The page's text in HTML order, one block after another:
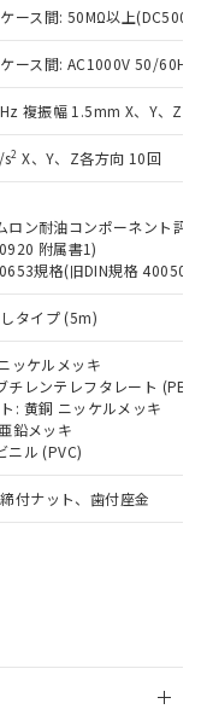
ース間: 50MΩ以上(DC500V
ース間: AC1000V 50/60Hz
複振幅 1.5mm X、Y、Z各
s2 X、Y、Z各方向 10回
ロン耐油コンポーネント評
附属書1)
規格(旧DIN規格 40050
タイプ (5m)
ッケルメッキ
チレンテレフタレート (PBT)
: 黄銅 ニッケルメッキ
鉛メッキ
ニル (PVC)
付ナット、歯付座金
会結果は、
の社内デー
であり、閲
庫および標
ることをご
価格はお客
様担当のオ
社販売員に
当社販売拠
」をご確認
果を当社の
洩または開
。
ト作成サー
は、I-Web
いる必要が
で当社にご
。
以下、 カド
臭化ビフェニル
エチルヘキシ
、フタル酸ブチ
タル酸ジブチル
ソブチル
御機器に対する
閾値を超える意
。
より、予定
有証明書
）
ポリ臭化ビフェ
フェニルエーテ
フタル酸ジ
チルベンジ
)) : 1000ppm
すべてが基
。
いて有害物
な影響を
部門へお問
める商品
う）を輸出
合は、日本
役務取引許
な手続きを
場合は、完
輸出されな
す。
、ミサイ
たはその他
置等に一切
に販売する
3の内容を当
た当社は、
関係者が違
場合は、取
在庫あり
状況につ
引先、ま
ロン制御
員にご確
庫状況の
機種